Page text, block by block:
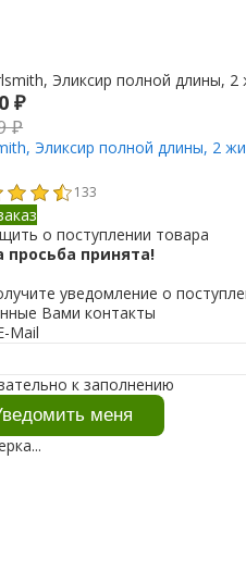
₽
₽
Эликсир полной длины, 2
133
о поступлении товара
просьба принята!
уведомление о
Вами контакты
Mail
к заполнению